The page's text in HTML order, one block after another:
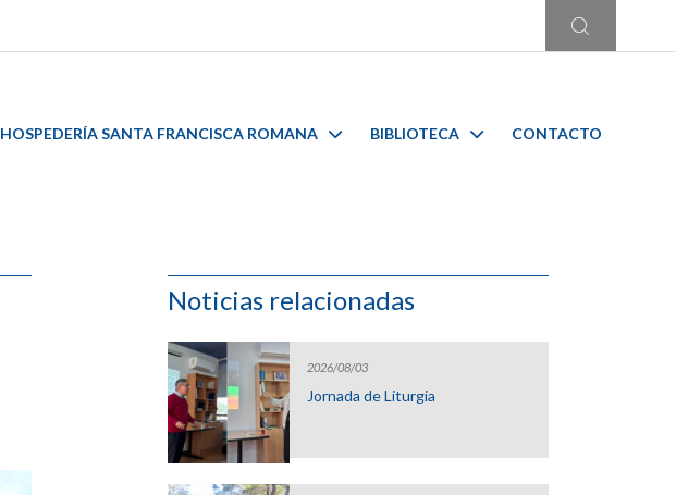
HOSPEDERÍA SANTA FRANCISCA ROMANA BIBLIOTECA CONTACTO
Noticias relacionadas
2026/08/03
Jornada de Liturgia